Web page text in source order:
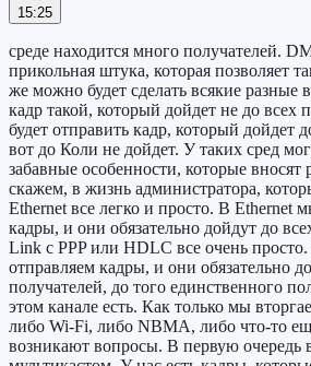
15:25
среде находится много получателей.
прикольная штука, которая позволяет
же можно будет сделать всякие разные
кадр такой, который дойдет не до всех
будет отправить кадр, который дойдет
вот до Коли не дойдет. У таких сред
забавные особенности, которые вносят
скажем, в жизнь администратора,
Ethernet все легко и просто. В Ethernet
кадры, и они обязательно дойдут до
Link с PPP или HDLC все очень
отправляем кадры, и они обязательно
получателей, до того единственного
этом канале есть. Как только мы
либо Wi-Fi, либо NBMA, либо что-то
возникают вопросы. В первую очередь